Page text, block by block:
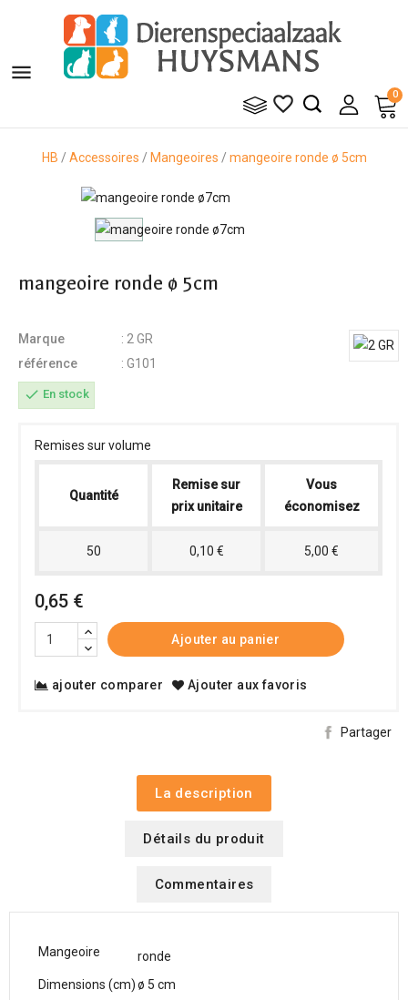

0

HB Accessoires Mangeoires mangeoire ronde ø 5cm
mangeoire ronde ø 5cm
Marque
: 2 GR
référence
: G101
check En stock
Remises sur volume
Quantité
Remise sur
prix unitaire
Vous
économisez
50 0,10 € 5,00 €
0,65 €
Ajouter au panier
ajouter comparer Ajouter aux favoris
Partager
La description
Détails du produit
Commentaires
Mangeoire
ronde
Dimensions (cm)ø 5 cm